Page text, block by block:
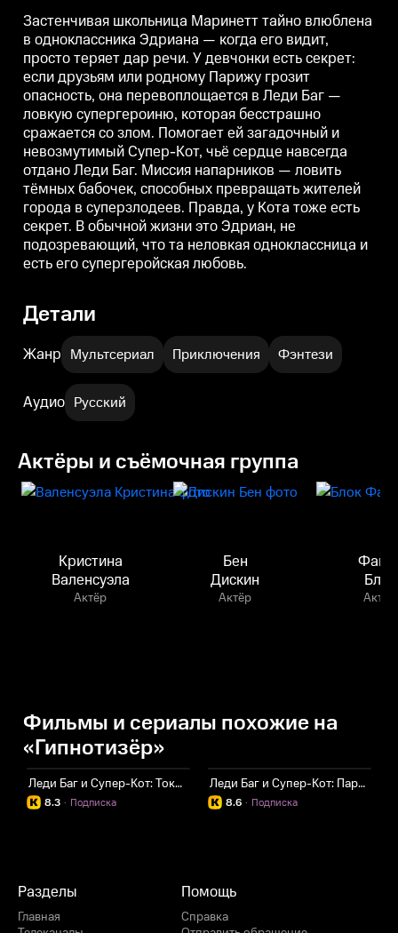
бесстрашно сражается со злом.
Помогает ей загадочный и
невозмутимый Супер-Кот, чьё
сердце навсегда отдано Леди
Баг. Миссия напарников —
ловить тёмных бабочек,
способных превращать жителей
города в суперзлодеев. Правда,
у Кота тоже есть секрет. В
обычной жизни это Эдриан, не
подозревающий, что та
неловкая одноклассница и есть
его супергеройская любовь.
бесстрашно сражается со злом.
Помогает ей загадочный и
невозмутимый Супер-Кот, чьё
сердце навсегда отдано Леди
Баг. Миссия напарников —
ловить тёмных бабочек,
способных превращать жителей
города в суперзлодеев. Правда,
у Кота тоже есть секрет. В
обычной жизни это Эдриан, не
подозревающий, что та
неловкая одноклассница и есть
его супергеройская любовь.
Застенчивая школьница Маринетт тайно влюблена
в одноклассника Эдриана — когда его видит,
просто теряет дар речи. У девчонки есть секрет:
если друзьям или родному Парижу грозит
опасность, она перевоплощается в Леди Баг —
ловкую супергероиню, которая бесстрашно
сражается со злом. Помогает ей загадочный и
невозмутимый Супер-Кот, чьё сердце навсегда
отдано Леди Баг. Миссия напарников — ловить
тёмных бабочек, способных превращать жителей
города в суперзлодеев. Правда, у Кота тоже есть
секрет. В обычной жизни это Эдриан, не
подозревающий, что та неловкая одноклассница и
есть его супергеройская любовь.
Детали
Жанр Мультсериал Приключения Фэнтези
Аудио Русский
Актёры и съёмочная группа
Кристина
Валенсуэла
Актёр
Бен
Дискин
Актёр
Блок
Актёр
Фильмы и сериалы похожие на
«Гипнотизёр»
Леди Баг и Супер-Кот: Токио. Звёздный отряд
8.3 Подписка
·
Леди Баг и Супер-Кот: Париж
8.6 Подписка
·
Разделы
Главная
Помощь
Справка